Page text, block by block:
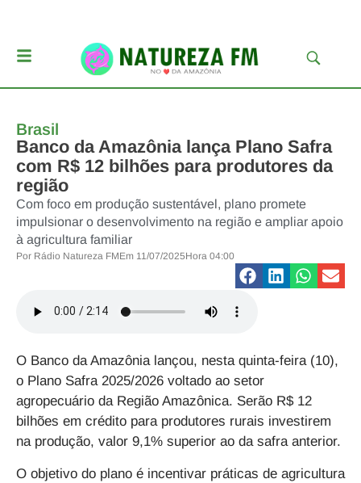
Brasil
Banco da Amazônia lança Plano Safra
com R$ 12 bilhões para produtores da
região
Com foco em produção sustentável, plano promete
impulsionar o desenvolvimento na região e ampliar apoio
à agricultura familiar
Por Rádio Natureza FMEm 11/07/2025Hora 04:00
O Banco da Amazônia lançou, nesta quinta-feira (10),
o Plano Safra 2025/2026 voltado ao setor
agropecuário da Região Amazônica. Serão R$ 12
bilhões em crédito para produtores rurais investirem
na produção, valor 9,1% superior ao da safra anterior.
O objetivo do plano é incentivar práticas de agricultura